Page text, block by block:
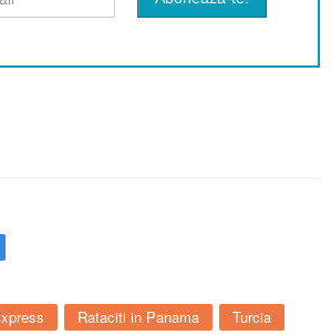
Rataciti in Panama Turcia